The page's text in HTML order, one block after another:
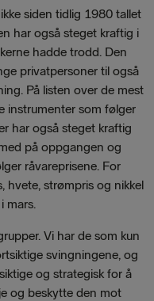
siden tidlig 1980 tallet
har også steget kraftig i
hadde trodd. Den
privatpersoner til også
På listen over de mest
instrumenter som følger
har også steget kraftig
på oppgangen og
råvareprisene. For
hvete, strømpris og nikkel
mars.
Vi har de som kun
svingningene, og
og strategisk for å
og beskytte den mot